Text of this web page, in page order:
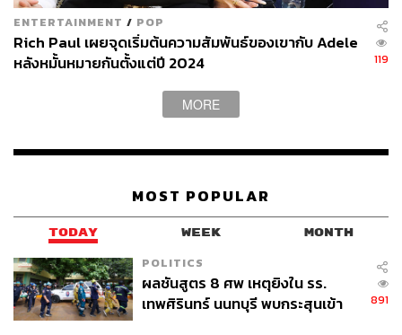
ENTERTAINMENT / POP
Rich Paul เผยจุดเริ่มต้นความสัมพันธ์ของเขากับ Adele
หลังหมั้นหมายกันตั้งแต่ปี 2024
119
MORE
MOST POPULAR
TODAY WEEK MONTH
POLITICS
ผลชันสูตร 8 ศพ เหตุยิงใน รร.
เทพศิรินทร์ นนทบุรี พบกระสุนเข้า
891